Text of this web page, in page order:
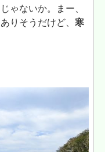
ゃないか。まー、
りそうだけど、寒